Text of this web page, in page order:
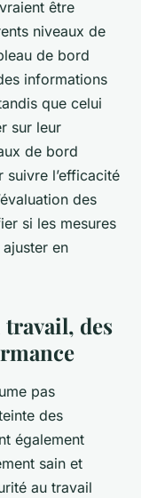
être
niveaux de
de bord
informations
que celui
sur leur
de bord
suivre l’efficacité
des
si les mesures
en
travail, des
pas
des
également
sain et
au travail